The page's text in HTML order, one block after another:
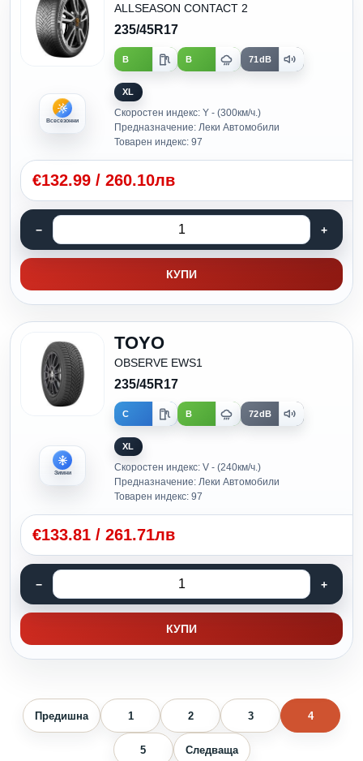
Всесезонни
ALLSEASON CONTACT 2
235/45R17
B B 71dB
XL
Скоростен индекс: Y - (300км/ч.)
Предназначение: Леки Автомобили
Товарен индекс: 97
€132.99 / 260.10лв
КУПИ
Зимни
TOYO
OBSERVE EWS1
235/45R17
C B 72dB
XL
Скоростен индекс: V - (240км/ч.)
Предназначение: Леки Автомобили
Товарен индекс: 97
€133.81 / 261.71лв
КУПИ
Предишна 1 2 3 4
5 Следваща